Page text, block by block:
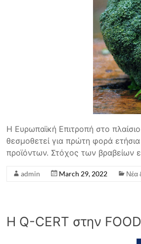
Η Ευρωπαϊκή Επιτροπή στο
θεσμοθετεί για πρώτη φορά
προϊόντων. Στόχος των βραβείων
admin March 29, 2022 Νέα
Η Q-CERT στην